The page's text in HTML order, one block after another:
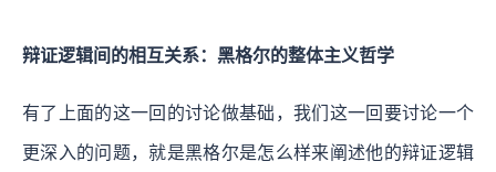
辩证逻辑间的相互关系：黑格尔的整体主义哲学
有了上面的这一回的讨论做基础，我们这一回要讨论一个
更深入的问题，就是黑格尔是怎么样来阐述他的辩证逻辑